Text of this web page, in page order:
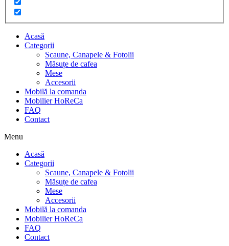
Acasă
Categorii
Scaune, Canapele & Fotolii
Măsuțe de cafea
Mese
Accesorii
Mobilă la comanda
Mobilier HoReCa
FAQ
Contact
Menu
Acasă
Categorii
Scaune, Canapele & Fotolii
Măsuțe de cafea
Mese
Accesorii
Mobilă la comanda
Mobilier HoReCa
FAQ
Contact